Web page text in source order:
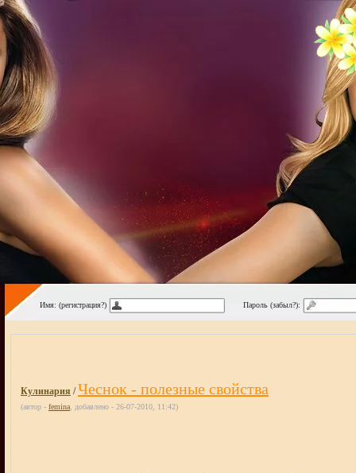
Имя: (регистрация?) Пароль (забыл?):
Кулинария /Чеснок - полезные свойства
(автор - femina , добавлено - 26-07-2010, 11:42)